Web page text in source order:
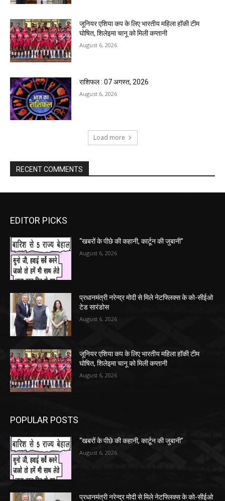
जूनियर एशिया कप के लिए भारतीय महिला हॉकी टीम
घोषित, शिलेइमा चानू को मिली कप्तानी
August 6, 2026
राशिफल : 07 अगस्त, 2026
August 6, 2026
Load more
RECENT COMMENTS
EDITOR PICKS
“खबरों के पीछे की कहानी, कार्टून की जुबानी”
August 6, 2026
प्रधानमंत्री नरेन्द्र मोदी से मिले नेटफ्लिक्स के को-सीईओ
टेड सारंडोस
August 6, 2026
जूनियर एशिया कप के लिए भारतीय महिला हॉकी टीम
घोषित, शिलेइमा चानू को मिली कप्तानी
August 6, 2026
POPULAR POSTS
“खबरों के पीछे की कहानी, कार्टून की जुबानी”
August 6, 2026
प्रधानमंत्री नरेन्द्र मोदी से मिले नेटफ्लिक्स के को-सीईओ